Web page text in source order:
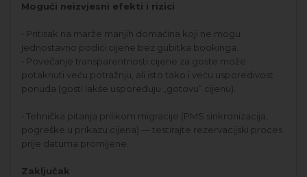
Mogući neizvjesni efekti i rizici
• Pritisak na marže manjih domaćina koji ne mogu
jednostavno podići cijene bez gubitka bookinga.
• Povećanje transparentnosti cijene za goste može
potaknuti veću potražnju, ali isto tako i veću usporedivost
ponuda (gosti lakše uspoređuju „gotovu” cijenu).
• Tehnička pitanja prilikom migracije (PMS sinkronizacija,
pogreške u prikazu cijena) — testirajte rezervacijski proces
prije datuma promijene.
Zaključak